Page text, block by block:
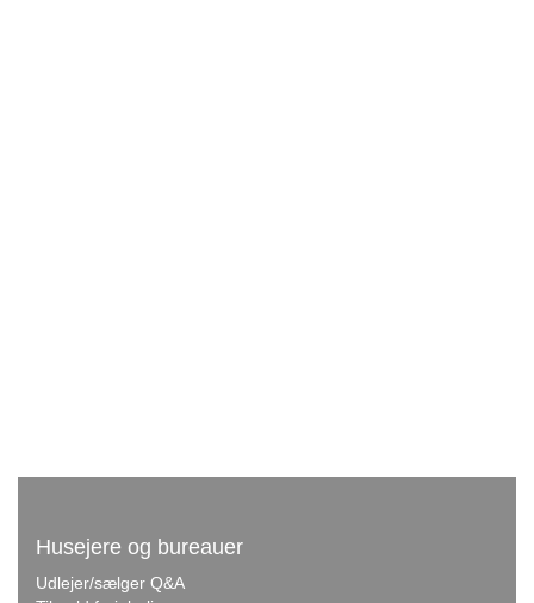
Husejere og bureauer
Udlejer/sælger Q&A